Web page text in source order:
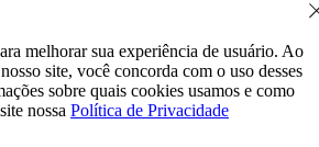
melhorar sua experiência de usuário. Ao
site, você concorda com o uso desses
sobre quais cookies usamos e como
nossa Política de Privacidade